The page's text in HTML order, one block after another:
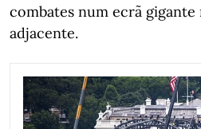
combates num ecrã gigante
adjacente.